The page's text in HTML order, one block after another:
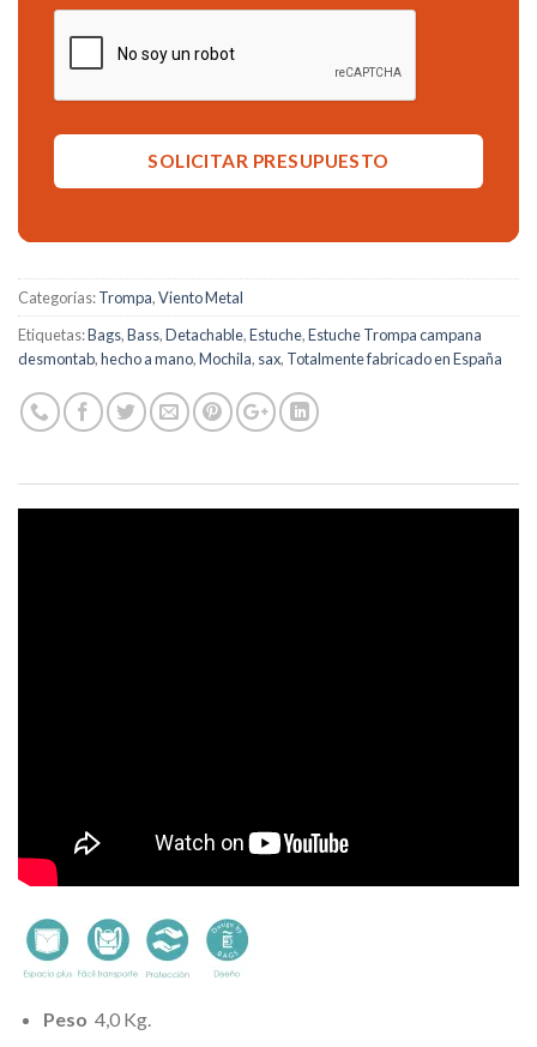
Categorías:Trompa,Viento Metal
Etiquetas:Bags,Bass,Detachable,Estuche,Estuche Trompa campana
desmontab,hecho a mano,Mochila, sax, Totalmente fabricado en España
Peso 4,0 Kg.